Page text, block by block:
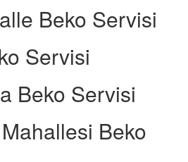
Beko Servisi
Servisi
Beko Servisi
Beko